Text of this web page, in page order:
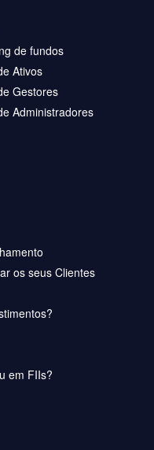
de fundos
Ativos
Gestores
Administradores
os seus Clientes
em FIIs?